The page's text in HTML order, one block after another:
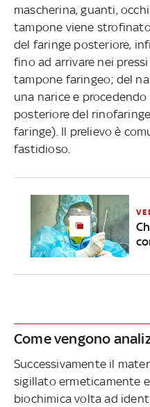
mascherina, guanti,
tampone viene
del faringe posteriore,
fino ad arrivare nei
tampone faringeo; del
una narice e
posteriore del
faringe). Il prelievo è
fastidioso.
Come vengono
Successivamente il
sigillato ermeticamente
biochimica volta ad